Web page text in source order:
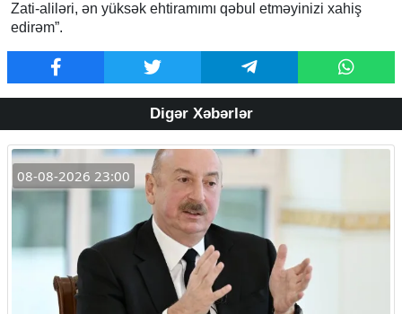
Zati-aliləri, ən yüksək ehtiramımı qəbul etməyinizi xahiş
edirəm”.
Digər Xəbərlər
08-08-2026 23:00